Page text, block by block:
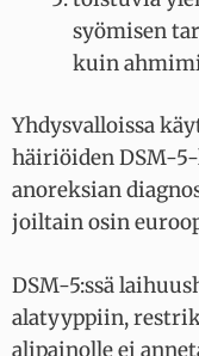
syömisen
kuin
Yhdysvalloissa
häiriöiden DSM-
anoreksian
joiltain osin
DSM-5:ssä
alatyyppiin,
alipainolle ei